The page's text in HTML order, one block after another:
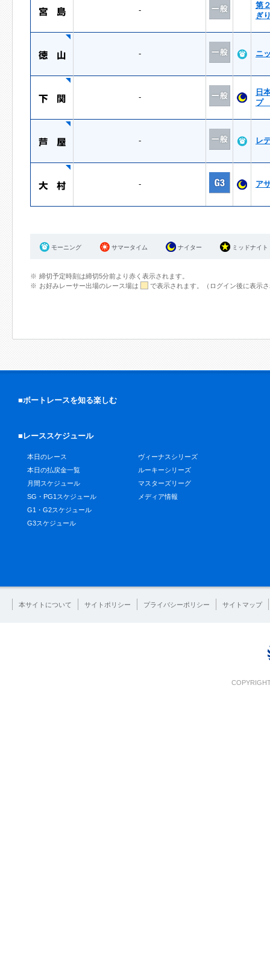
-
第
ぎ
- ニ
-
日
プ
- レ
- ア
モーニング サマータイム ナイター ミッドナイト
締切予定時刻は締切5分前より赤く表示されます。
お好みレーサー出場のレース場は
で表示されます。（ログイン後に表示
■ボートレースを知る楽しむ
■レーススケジュール
本日のレース
本日の払戻金一覧
月間スケジュール
SG・PG1スケジュール
G1・G2スケジュール
G3スケジュール
ヴィーナスシリーズ
ルーキーシリーズ
マスターズリーグ
メディア情報
本サイトについて サイトポリシー プライバシーポリシー サイトマップ